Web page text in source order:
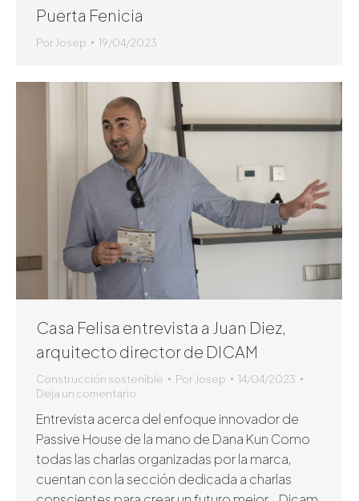
Puerta Fenicia
Por Josep 19/04/2023
Casa Felisa entrevista a Juan Diez,
arquitecto director de DICAM
Construcción sostenible Por Josep
14/04/2023
Deja un comentario
Entrevista acerca del enfoque innovador de
Passive House de la mano de Dana Kun Como
todas las charlas organizadas por la marca,
cuentan con la sección dedicada a charlas